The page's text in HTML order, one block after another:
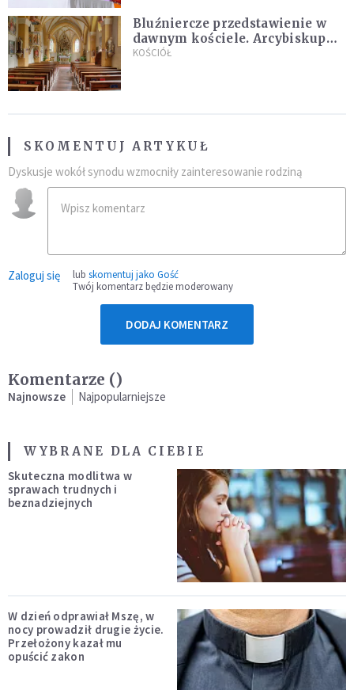
Bluźniercze przedstawienie w
dawnym kościele. Arcybiskup
stanowczo reaguje
KOŚCIÓŁ
SKOMENTUJ ARTYKUŁ
Dyskusje wokół synodu wzmocniły zainteresowanie rodziną
Zaloguj się lub skomentuj jako Gość
Twój komentarz będzie moderowany
DODAJ KOMENTARZ
Komentarze ()
Najnowsze Najpopularniejsze
WYBRANE DLA CIEBIE
Skuteczna modlitwa w
sprawach trudnych i
beznadziejnych
W dzień odprawiał Mszę, w
nocy prowadził drugie życie.
Przełożony kazał mu
opuścić zakon